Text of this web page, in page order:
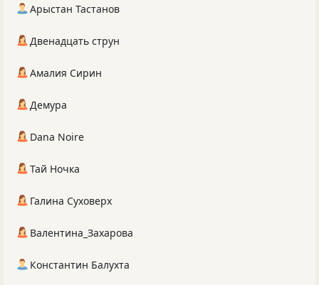
Арыстан Тастанов
Двенадцать струн
Амалия Сирин
Демура
Dana Noire
Тай Ночка
Галина Суховерх
Валентина_Захарова
Константин Балухта